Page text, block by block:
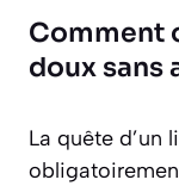
Comment
doux sans
La quête d’un